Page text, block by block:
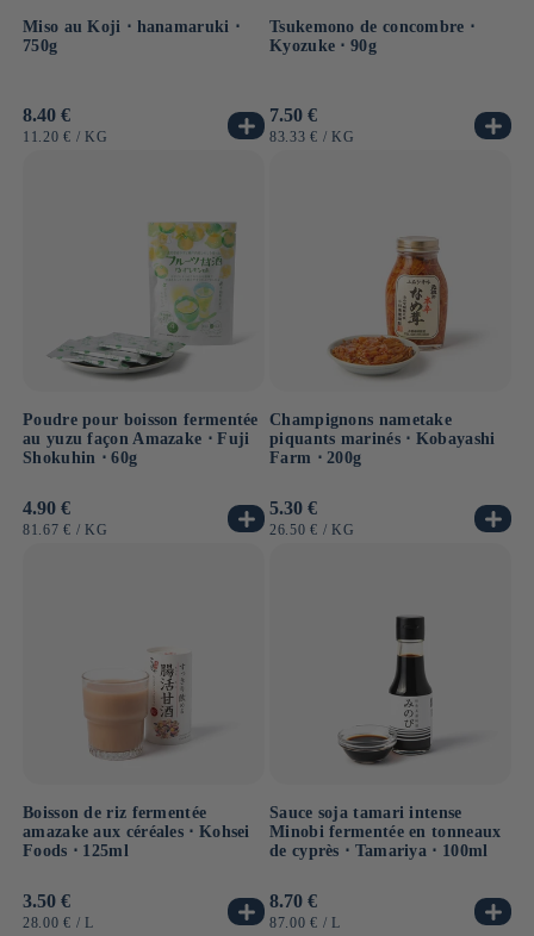
Miso au Koji ⋅ hanamaruki ⋅
750g
Prix
habituel
8.40 €
PRIX
11.20 € / PAR
KG
Tsukemono de concombre ⋅
Kyozuke ⋅ 90g
Prix
habituel
7.50 €
PRIX
83.33 € / PAR
KG
Poudre pour boisson fermentée
au yuzu façon Amazake ⋅ Fuji
Shokuhin ⋅ 60g
Prix
habituel
4.90 €
PRIX
81.67 € / PAR
KG
Champignons nametake
piquants marinés ⋅ Kobayashi
Farm ⋅ 200g
Prix
habituel
5.30 €
PRIX
26.50 € / PAR
KG
Boisson de riz fermentée
amazake aux céréales ⋅ Kohsei
Foods ⋅ 125ml
Prix
habituel
3.50 €
PRIX
28.00 € / PAR
L
Sauce soja tamari intense
Minobi fermentée en tonneaux
de cyprès ⋅ Tamariya ⋅ 100ml
Prix
habituel
8.70 €
PRIX
87.00 € / PAR
L